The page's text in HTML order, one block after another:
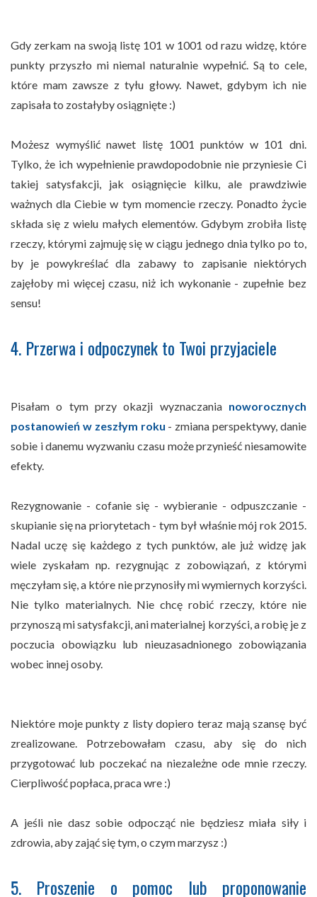
Gdy zerkam na swoją listę 101 w 1001 od razu widzę, które
punkty przyszło mi niemal naturalnie wypełnić. Są to cele,
które mam zawsze z tyłu głowy. Nawet, gdybym ich nie
zapisała to zostałyby osiągnięte :)
Możesz wymyślić nawet listę 1001 punktów w 101 dni.
Tylko, że ich wypełnienie prawdopodobnie nie przyniesie Ci
takiej satysfakcji, jak osiągnięcie kilku, ale prawdziwie
ważnych dla Ciebie w tym momencie rzeczy. Ponadto życie
składa się z wielu małych elementów. Gdybym zrobiła listę
rzeczy, którymi zajmuję się w ciągu jednego dnia tylko po to,
by je powykreślać dla zabawy to zapisanie niektórych
zajęłoby mi więcej czasu, niż ich wykonanie - zupełnie bez
sensu!
4. Przerwa i odpoczynek to Twoi przyjaciele
Pisałam o tym przy okazji wyznaczania noworocznych
postanowień w zeszłym roku - zmiana perspektywy, danie
sobie i danemu wyzwaniu czasu może przynieść niesamowite
efekty.
Rezygnowanie - cofanie się - wybieranie - odpuszczanie -
skupianie się na priorytetach - tym był właśnie mój rok 2015.
Nadal uczę się każdego z tych punktów, ale już widzę jak
wiele zyskałam np. rezygnując z zobowiązań, z którymi
męczyłam się, a które nie przynosiły mi wymiernych korzyści.
Nie tylko materialnych. Nie chcę robić rzeczy, które nie
przynoszą mi satysfakcji, ani materialnej korzyści, a robię je z
poczucia obowiązku lub nieuzasadnionego zobowiązania
wobec innej osoby.
Niektóre moje punkty z listy dopiero teraz mają szansę być
zrealizowane. Potrzebowałam czasu, aby się do nich
przygotować lub poczekać na niezależne ode mnie rzeczy.
Cierpliwość popłaca, praca wre :)
A jeśli nie dasz sobie odpocząć nie będziesz miała siły i
zdrowia, aby zająć się tym, o czym marzysz :)
5. Proszenie o pomoc lub proponowanie